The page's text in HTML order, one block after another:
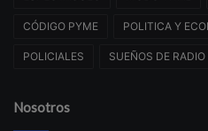
CÓDIGO PYME POLITICA Y
POLICIALES SUEÑOS DE RADIO
Nosotros